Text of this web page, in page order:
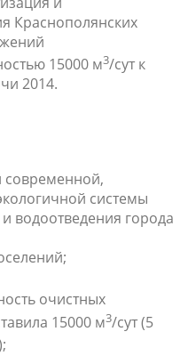
Краснополянских
15000 м3/сут к
2014.
современной,
системы
водоотведения города
очистных
15000 м3/сут (5